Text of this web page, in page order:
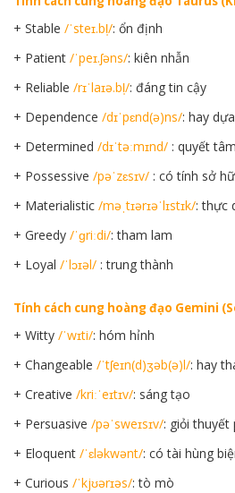
+ Stable /ˈsteɪ.bl̩/: ổn định
+ Patient /ˈpeɪ.ʃəns/: kiên nhẫn
+ Reliable /rɪˈlaɪə.bl̩/: đáng tin cậy
+ Dependence /dɪˈpɛnd(ə)ns/: hay
+ Determined /dɪˈtəːmɪnd/ : quyết tâm
+ Possessive /pəˈzɛsɪv/ : có tính sở
+ Materialistic /məˌtɪərɪəˈlɪstɪk/: thực
+ Greedy /ˈɡriːdi/: tham lam
+ Loyal /ˈlɔɪəl/ : trung thành
Tính cách cung hoàng đạo Gemini
+ Witty /ˈwɪti/: hóm hỉnh
+ Changeable /ˈtʃeɪn(d)ʒəb(ə)l/: hay
+ Creative /kriːˈeɪtɪv/: sáng tạo
+ Persuasive /pəˈsweɪsɪv/: giỏi thuyết
+ Eloquent /ˈɛləkwənt/: có tài hùng
+ Curious /ˈkjʊərɪəs/: tò mò